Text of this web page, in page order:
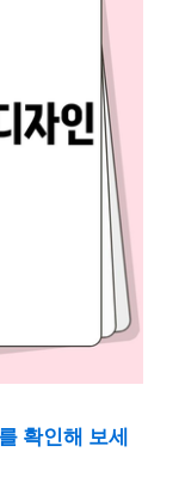
확인해 보세